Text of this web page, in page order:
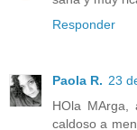
Responder
Paola R. 23
HOla MArga,
caldoso a